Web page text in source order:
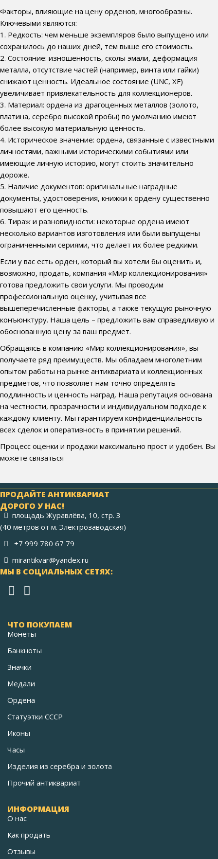
Факторы, влияющие на цену орденов, многообразны.
Ключевыми являются:
1. Редкость: чем меньше экземпляров было выпущено или
сохранилось до наших дней, тем выше его стоимость.
2. Состояние: изношенность, сколы эмали, деформация
металла, отсутствие частей (например, винта или гайки)
снижают ценность. Идеальное состояние (UNC, XF)
увеличивает привлекательность для коллекционеров.
3. Материал: ордена из драгоценных металлов (золото,
платина, серебро высокой пробы) по умолчанию имеют
более высокую материальную ценность.
4. Историческое значение: ордена, связанные с известными
личностями, важными историческими событиями или
имеющие личную историю, могут стоить значительно
дороже.
5. Наличие документов: оригинальные наградные
документы, удостоверения, книжки к ордену существенно
повышают его ценность.
6. Тираж и разновидности: некоторые ордена имеют
несколько вариантов изготовления или были выпущены
ограниченными сериями, что делает их более редкими.
Если у вас есть орден, который вы хотели бы оценить и,
возможно, продать, компания «Мир коллекционирования»
готова предложить свои услуги. Мы проводим
профессиональную оценку, учитывая все
вышеперечисленные факторы, а также текущую рыночную
конъюнктуру. Наша цель – предложить вам справедливую и
обоснованную цену за ваш предмет.
Обращаясь в компанию «Мир коллекционирования», вы
получаете ряд преимуществ. Мы обладаем многолетним
опытом работы на рынке антиквариата и коллекционных
предметов, что позволяет нам точно определять
подлинность и ценность наград. Наша репутация основана
на честности, прозрачности и индивидуальном подходе к
каждому клиенту. Мы гарантируем конфиденциальность
всех сделок и оперативность в принятии решений.
Процесс оценки и продажи максимально прост и удобен. Вы
можете связаться
ПРОДАЙТЕ АНТИКВАРИАТ
ДОРОГО У НАС!
площадь Журавлёва, 10, стр. 3
(40 метров от м. Электрозаводская)
+7 999 780 67 79
mirantikvar@yandex.ru
МЫ В СОЦИАЛЬНЫХ СЕТЯХ:
ЧТО ПОКУПАЕМ
Монеты
Банкноты
Значки
Медали
Ордена
Статуэтки СССР
Иконы
Часы
Изделия из серебра и золота
Прочий антиквариат
ИНФОРМАЦИЯ
О нас
Как продать
Отзывы